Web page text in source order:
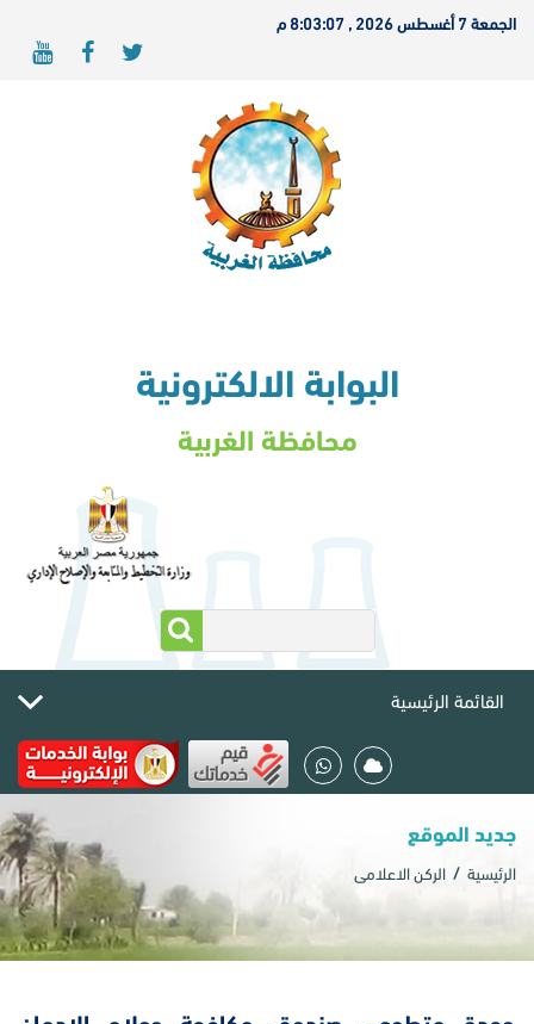
الجمعة 7 أغسطس 2026 , 8:03:07 م
البوابة الالكترونية
محافظة الغربية
القائمة الرئيسية
جديد الموقع
الرئيسية الركن الاعلامى